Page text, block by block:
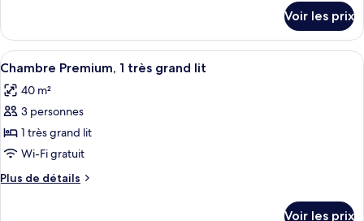
Chambre
Premium
avec
lits
jumeaux,
2
lits
une
place
le
type
de
Chambre
Premium
lits
jumeaux,
lits
Voir les prix
Afficher
toutes
les
photos
pour
ce
type
de
Une chambre d’hôtel avec un
1
Chambre Premium, 1 très grand lit
40 m²
3 personnes
1 très grand lit
Wi-Fi gratuit
Plus de détails
Plus
Voir les prix